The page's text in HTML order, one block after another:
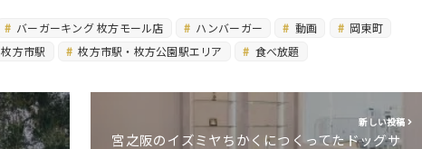
バーガーキング 枚方モール店 ハンバーガー 動画
岡東町
枚方市駅 枚方市駅・枚方公園駅エリア 食べ放題
新しい投稿
宮之阪のイズミヤちかくにつくってたドッグサ